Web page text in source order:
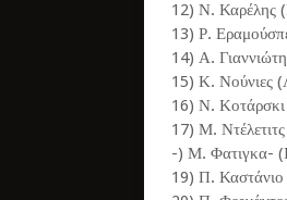
12) Ν. Καρέλης
13) Ρ.
14) Α.
15) Κ. Νούνιες
16) Ν.
17) Μ.
-) Μ. Φατιγκα-
19) Π. Καστάνιο